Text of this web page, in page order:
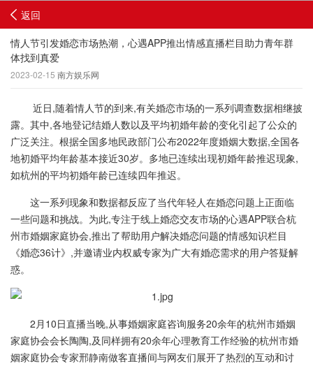
返回
情人节引发婚恋市场热潮，心遇APP推出情感直播栏目助力青年群
体找到真爱
2023-02-15 南方娱乐网
近日,随着情人节的到来,有关婚恋市场的一系列调查数据相继披
露。其中,各地登记结婚人数以及平均初婚年龄的变化引起了公众的
广泛关注。根据全国多地民政部门公布2022年度婚姻大数据,全国各
地初婚平均年龄基本接近30岁。多地已连续出现初婚年龄推迟现象,
如杭州的平均初婚年龄已连续四年推迟。
这一系列现象和数据都反应了当代年轻人在婚恋问题上正面临
一些问题和挑战。为此,专注于线上婚恋交友市场的心遇APP联合杭
州市婚姻家庭协会,推出了帮助用户解决婚恋问题的情感知识栏目
《婚恋36计》,并邀请业内权威专家为广大有婚恋需求的用户答疑解
惑。
2月10日直播当晚,从事婚姻家庭咨询服务20余年的杭州市婚姻
家庭协会会长陶陶,及同样拥有20余年心理教育工作经验的杭州市婚
姻家庭协会专家邢静南做客直播间与网友们展开了热烈的互动和讨